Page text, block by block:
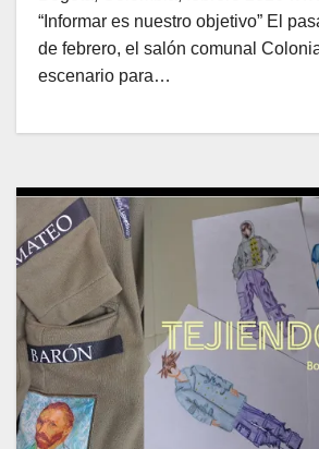
“Informar es nuestro objetivo” El
de febrero, el salón comunal
escenario para…